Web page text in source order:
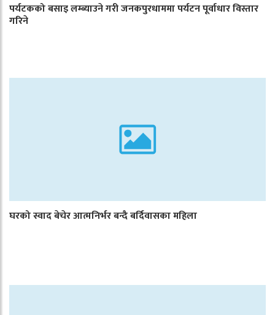
पर्यटकको बसाइ लम्ब्याउने गरी जनकपुरधाममा पर्यटन पूर्वाधार विस्तार
गरिने
घरको स्वाद बेचेर आत्मनिर्भर बन्दै बर्दिवासका महिला